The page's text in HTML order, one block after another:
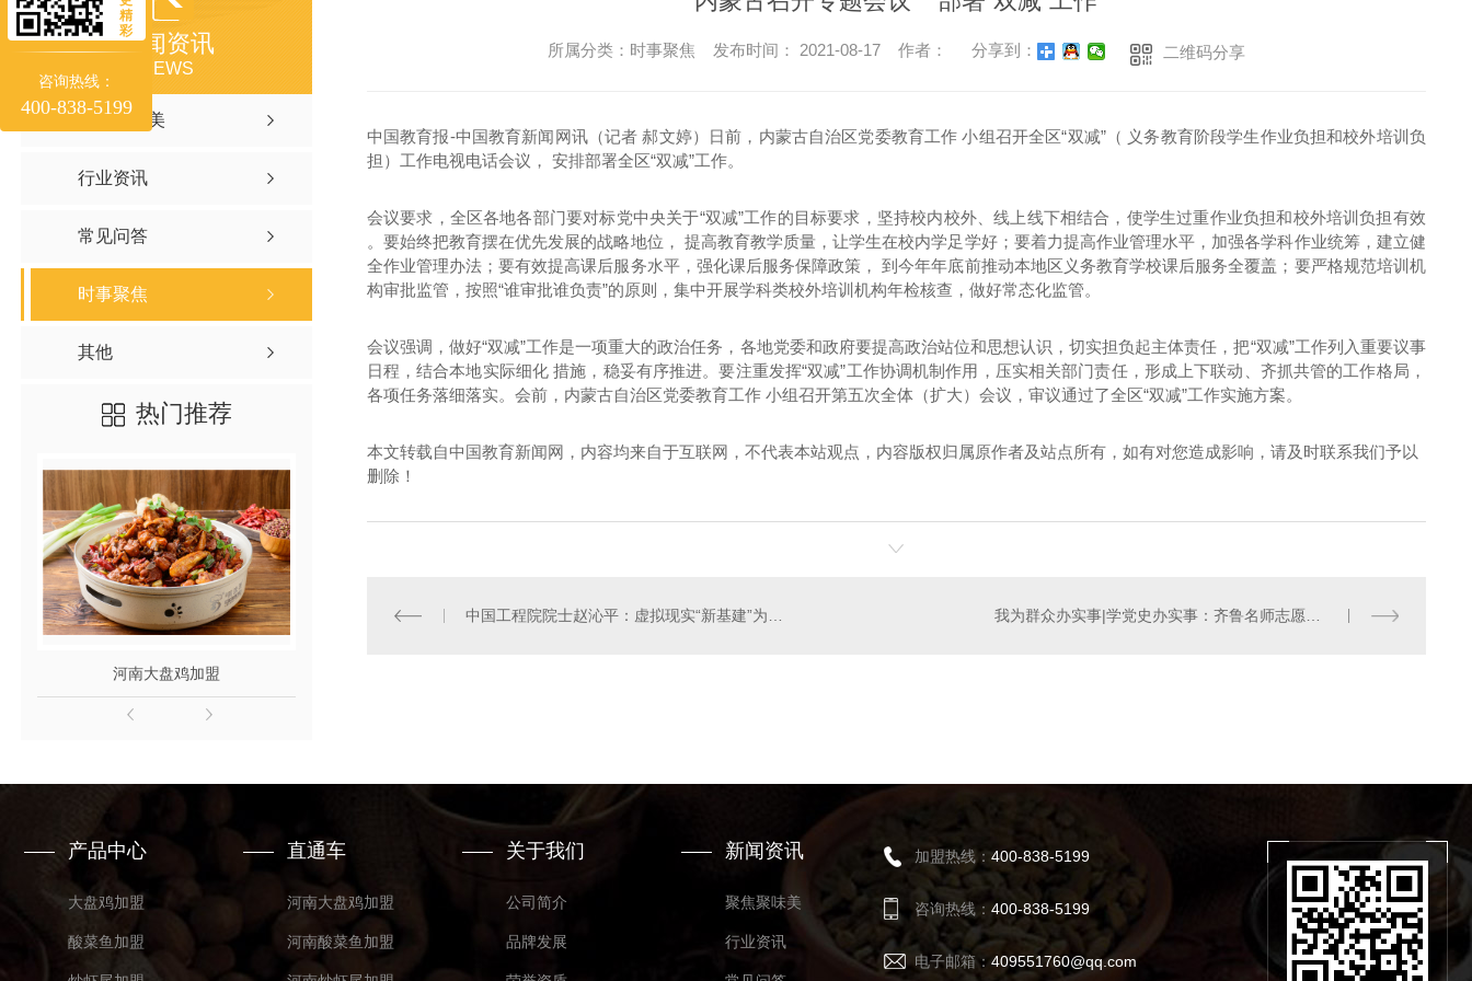
新闻资讯
NEWS
聚焦聚味美
行业资讯
常见问答
时事聚焦
其他
热门推荐
河南大盘鸡加盟
所属分类：时事聚焦 发布时间： 2021-08-17 作者： 分享到： 二维码分享
中国教育报-中国教育新闻网讯（记者 郝文婷）日前，内蒙古自治区党委教育工作 小组召开全区“双减”（ 义务教育阶段学生作业负担和校外培训负
担）工作电视电话会议， 安排部署全区“双减”工作。
会议要求，全区各地各部门要对标党中央关于“双减”工作的目标要求，坚持校内校外、线上线下相结合，使学生过重作业负担和校外培训负担有效
。要始终把教育摆在优先发展的战略地位， 提高教育教学质量，让学生在校内学足学好；要着力提高作业管理水平，加强各学科作业统筹，建立健
全作业管理办法；要有效提高课后服务水平，强化课后服务保障政策， 到今年年底前推动本地区义务教育学校课后服务全覆盖；要严格规范培训机
构审批监管，按照“谁审批谁负责”的原则，集中开展学科类校外培训机构年检核查，做好常态化监管。
会议强调，做好“双减”工作是一项重大的政治任务，各地党委和政府要提高政治站位和思想认识，切实担负起主体责任，把“双减”工作列入重要议事
日程，结合本地实际细化 措施，稳妥有序推进。要注重发挥“双减”工作协调机制作用，压实相关部门责任，形成上下联动、齐抓共管的工作格局，
各项任务落细落实。会前，内蒙古自治区党委教育工作 小组召开第五次全体（扩大）会议，审议通过了全区“双减”工作实施方案。
本文转载自中国教育新闻网，内容均来自于互联网，不代表本站观点，内容版权归属原作者及站点所有，如有对您造成影响，请及时联系我们予以
删除！
中国工程院院士赵沁平：虚拟现实“新基建”为教育开辟新境界 我为群众办实事|学党史办实事：齐鲁名师志愿送教到基层
产品中心
大盘鸡加盟
酸菜鱼加盟
直通车
河南大盘鸡加盟
河南酸菜鱼加盟
关于我们
公司简介
品牌发展
新闻资讯
聚焦聚味美
行业资讯
加盟热线： 400-838-5199
咨询热线： 400-838-5199
电子邮箱： 409551760@qq.com
精
彩
咨询热线：
400-838-5199